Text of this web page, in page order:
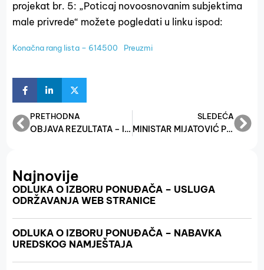
projekat br. 5: „Poticaj novoosnovanim subjektima
male privrede“ možete pogledati u linku ispod:
Konačna rang lista – 614500 Preuzmi
PRETHODNA
OBJAVA REZULTATA – IGRE NA SREĆU
SLEDEĆA
MINISTAR MIJATOVIĆ POTPISUJE UGOVORE O IMPLEMENTACIJI POTICAJNIH FINANSIJSKIH SREDSTAVA U OKVIRU PROGRAMA “PODRŠKA SEKTORU MALE PRIVREDE S CILJEM JAČANJA KONKURENTNOSTI”
Najnovije
ODLUKA O IZBORU PONUĐAČA – USLUGA
ODRŽAVANJA WEB STRANICE
ODLUKA O IZBORU PONUĐAČA – NABAVKA
UREDSKOG NAMJEŠTAJA